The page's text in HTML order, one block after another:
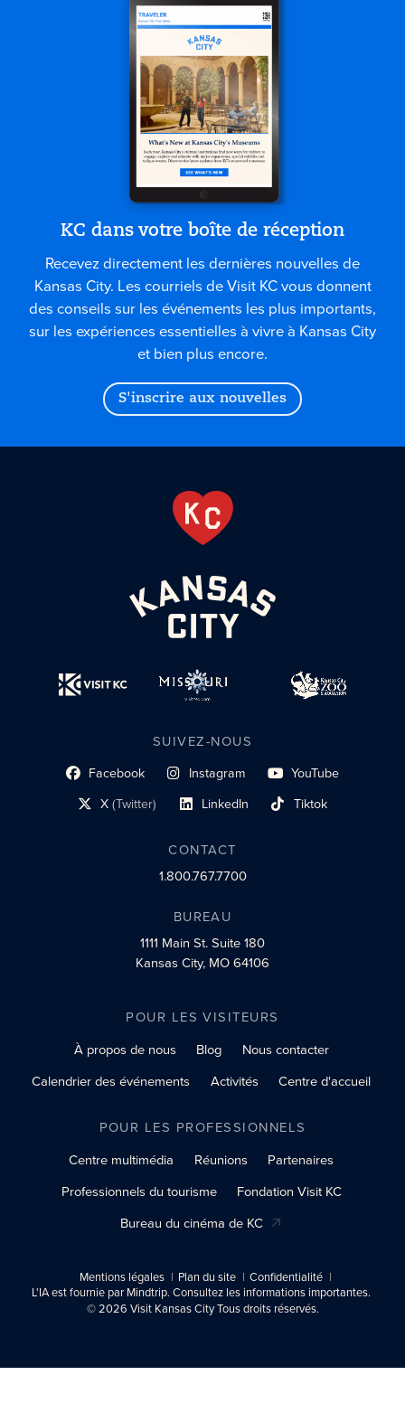
KC dans votre boîte de réception
Recevez directement les dernières nouvelles de
Kansas City. Les courriels de Visit KC vous donnent
des conseils sur les événements les plus importants,
sur les expériences essentielles à vivre à Kansas City
et bien plus encore.
S'inscrire aux nouvelles
SUIVEZ-NOUS
Facebook
lien du profil social Instagram
lien vers le profil social YouTube
lien vers le profil social
X(Twitter)
lien vers le profil socialLinkedIn
lien vers le profil socialTiktok
lien vers le profil social
CONTACT
1.800.767.7700
BUREAU
1111 Main St.Suite 180
Kansas City, MO 64106
POUR LES VISITEURS
À propos de nous
Blog
Nous contacter
Calendrier des événements
Activités Centre d'accueil
POUR LES PROFESSIONNELS
Centre multimédia
Réunions
Partenaires
Professionnels du tourisme
Fondation Visit KC
Bureau du cinéma de KC
Mentions légales Plan du site
Confidentialité
L'IA est fournie par Mindtrip. Consultez les informations importantes.
© 2026 Visit Kansas City Tous droits réservés.